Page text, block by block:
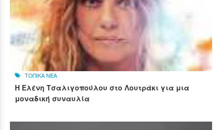
ΤΟΠΙΚΑ ΝΕΑ
Η Ελένη Τσαλιγοπούλου στο Λουτράκι για μια
μοναδική συναυλία